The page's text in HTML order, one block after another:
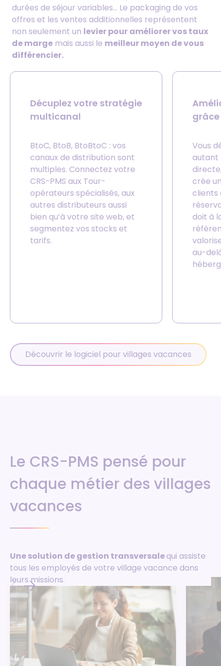
durées de séjour variables… Le packaging de vos
offres et les ventes additionnelles représentent
non seulement un levier pour améliorer vos taux
de marge mais aussi le meilleur moyen de vous
différencier.
Décuplez votre stratégie
multicanal
BtoC, BtoB, BtoBtoC : vos
canaux de distribution sont
multiples. Connectez votre
CRS-PMS aux Tour-
opérateurs spécialisés, aux
autres distributeurs aussi
bien qu’à votre site web, et
segmentez vos stocks et
tarifs.
Vous
autant
crée
clients
doit à
au-
Découvrir le logiciel pour villages vacances
Le CRS-PMS pensé pour
chaque métier des villages
vacances
Une solution de gestion transversalequi assiste
tous les employés de votre village vacance dans
leurs missions.